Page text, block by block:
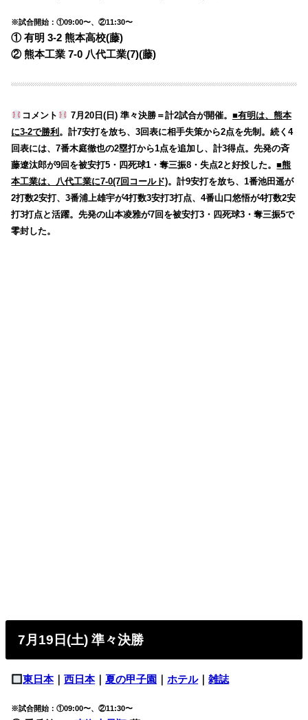
※試合開始：①09:00〜、②11:30〜
① 有明 3-2 熊本高校(藤)
② 熊本工業 7-0 八代工業(7)(藤)
コメント 7月20日(日) 準々決勝＝計2試合が開催。 ■有明は、熊本
に3-2で勝利 。計7安打を放ち、3回表に相手失策から2点を先制。続く4
回表には、7番木庭徹也の2塁打から1点を追加し、計3得点。先発の斉
藤遼汰郎が9回を被安打5・四死球1・奪三振8・失点2と好投した。■熊
本工業は、八代工業に7-0(7回コールド)。計9安打を放ち、1番池田遥が
2打数2安打、3番浦上雄宇が4打数3安打3打点、4番山口悠悟が4打数2安
打3打点と活躍。先発の山本凌雅が7回を被安打3・四死球3・奪三振5で
零封した。
7月19日(土) 準々決勝
東日本｜西日本｜夏の甲子園 ｜ホテル｜雑誌
※試合開始：①09:00〜、②11:30〜